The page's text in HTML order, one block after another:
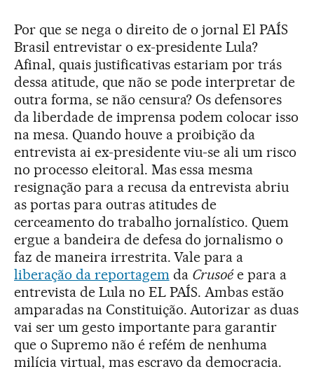
Por que se nega o direito de o jornal El PAÍS
Brasil entrevistar o ex-presidente Lula?
Afinal, quais justificativas estariam por trás
dessa atitude, que não se pode interpretar de
outra forma, se não censura? Os defensores
da liberdade de imprensa podem colocar isso
na mesa. Quando houve a proibição da
entrevista ai ex-presidente viu-se ali um risco
no processo eleitoral. Mas essa mesma
resignação para a recusa da entrevista abriu
as portas para outras atitudes de
cerceamento do trabalho jornalístico. Quem
ergue a bandeira de defesa do jornalismo o
faz de maneira irrestrita. Vale para a
liberação da reportagem da Crusoée para a
entrevista de Lula no EL PAÍS. Ambas estão
amparadas na Constituição. Autorizar as duas
vai ser um gesto importante para garantir
que o Supremo não é refém de nenhuma
milícia virtual, mas escravo da democracia.